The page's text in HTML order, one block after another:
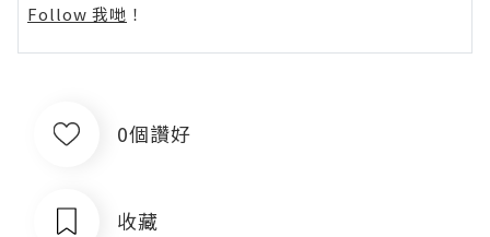
Follow 我哋 ！
0個讚好
收藏